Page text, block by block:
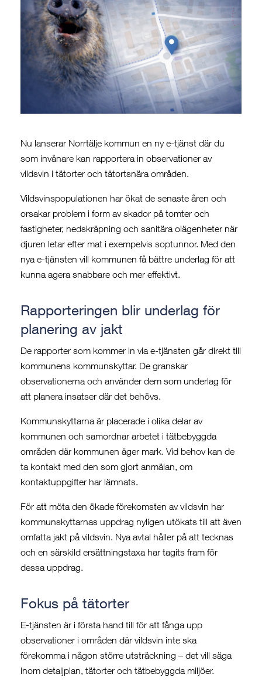
Nu lanserar Norrtälje kommun en ny e-tjänst där du
som invånare kan rapportera in observationer av
vildsvin i tätorter och tätortsnära områden.
Vildsvinspopulationen har ökat de senaste åren och
orsakar problem i form av skador på tomter och
fastigheter, nedskräpning och sanitära olägenheter när
djuren letar efter mat i exempelvis soptunnor. Med den
nya e-tjänsten vill kommunen få bättre underlag för att
kunna agera snabbare och mer effektivt.
Rapporteringen blir underlag för
planering av jakt
De rapporter som kommer in via e-tjänsten går direkt till
kommunens kommunskyttar. De granskar
observationerna och använder dem som underlag för
att planera insatser där det behövs.
Kommunskyttarna är placerade i olika delar av
kommunen och samordnar arbetet i tätbebyggda
områden där kommunen äger mark. Vid behov kan de
ta kontakt med den som gjort anmälan, om
kontaktuppgifter har lämnats.
För att möta den ökade förekomsten av vildsvin har
kommunskyttarnas uppdrag nyligen utökats till att även
omfatta jakt på vildsvin. Nya avtal håller på att tecknas
och en särskild ersättningstaxa har tagits fram för
dessa uppdrag.
Fokus på tätorter
E-tjänsten är i första hand till för att fånga upp
observationer i områden där vildsvin inte ska
förekomma i någon större utsträckning – det vill säga
inom detaljplan, tätorter och tätbebyggda miljöer.